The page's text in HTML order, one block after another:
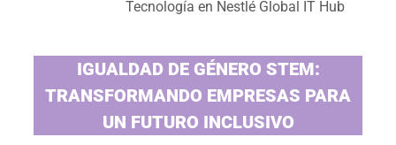
Tecnología en Nestlé Global IT Hub
IGUALDAD DE GÉNERO STEM:
TRANSFORMANDO EMPRESAS PARA
UN FUTURO INCLUSIVO